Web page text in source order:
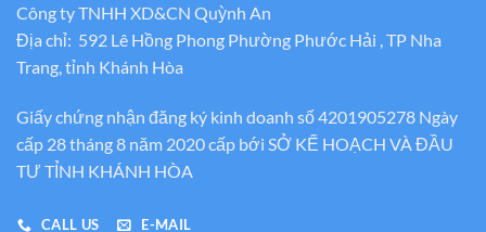
Công ty TNHH XD&CN Quỳnh An
Địa chỉ: 592 Lê Hồng Phong Phường Phước Hải , TP Nha
Trang, tỉnh Khánh Hòa
Giấy chứng nhận đăng ký kinh doanh số 4201905278 Ngày
cấp 28 tháng 8 năm 2020 cấp bới SỞ KẾ HOẠCH VÀ ĐẦU
TƯ TỈNH KHÁNH HÒA
CALL US E-MAIL